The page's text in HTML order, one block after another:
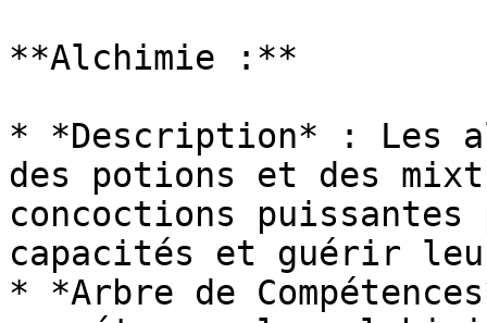
**Alchimie :**
* *Description* : Les
des potions et des
concoctions
capacités et guérir
* *Arbre de